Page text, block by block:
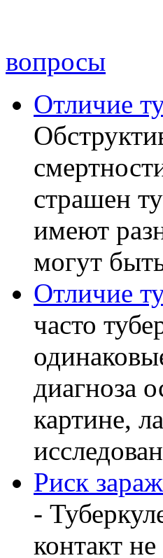
вопросы
Отличие
страшен
имеют
могут
Отличие
часто
диагноза
картине,
Риск
-
контакт